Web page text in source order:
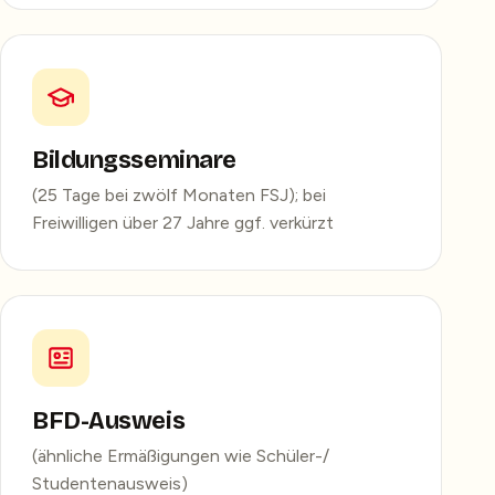
Bildungsseminare
(25 Tage bei zwölf Monaten FSJ); bei
Freiwilligen über 27 Jahre ggf. verkürzt
BFD-Ausweis
(ähnliche Ermäßigungen wie Schüler-/
Studentenausweis)